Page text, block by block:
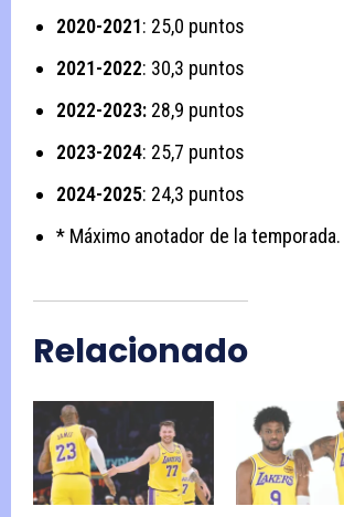
2020-2021: 25,0 puntos
2021-2022: 30,3 puntos
2022-2023: 28,9 puntos
2023-2024: 25,7 puntos
2024-2025: 24,3 puntos
* Máximo anotador de la temporada.
Relacionado